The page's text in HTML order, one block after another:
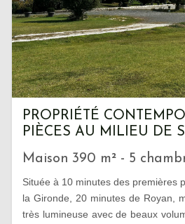
PROPRIÉTÉ
PIÈCES AU MILIEU DE
Maison 390 m² - 5
Située à 10 minutes des premières
la Gironde, 20 minutes de Royan,
très lumineuse avec de beaux